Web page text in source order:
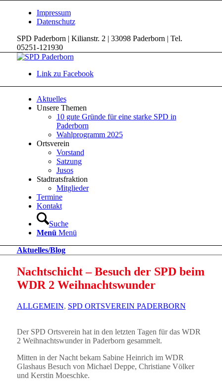
Impressum
Datenschutz
SPD Paderborn | Kilianstr. 2 | 33098 Paderborn | Tel.
05251-121930
Link zu Facebook
Aktuelles
Unsere Themen
10 gute Gründe für eine starke SPD in
Paderborn
Wahlprogramm 2025
Ortsverein
Vorstand
Satzung
Jusos
Stadtratsfraktion
Mitglieder
Termine
Kontakt
Suche
Menü Menü
Aktuelles/Blog
Nachtschicht – Besuch der SPD beim
WDR 2 Weihnachtswunder
ALLGEMEIN, SPD ORTSVEREIN PADERBORN
Der SPD Ortsverein hat in den letzten Tagen für das WDR
2 Weihnachtswunder in Paderborn gesammelt.
Mitten in der Nacht bekam Sabine Heinrich im WDR
Glashaus Besuch von Michael Deppe, Christiane Völker
und Kerstin Moeschke.